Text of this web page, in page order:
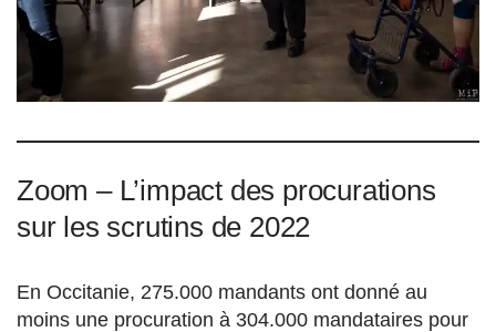
Zoom – L’impact des procurations
sur les scrutins de 2022
En Occitanie, 275.000 mandants ont donné au
moins une procuration à 304.000 mandataires pour